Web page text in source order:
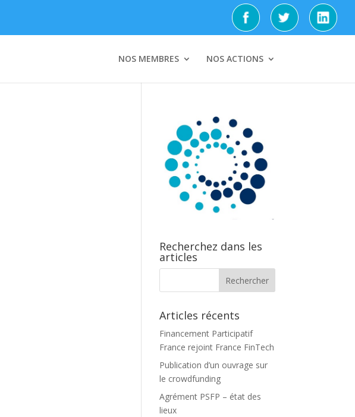
NOS MEMBRES NOS ACTIONS
Recherchez dans les
articles
Articles récents
Financement Participatif
France rejoint France FinTech
Publication d’un ouvrage sur
le crowdfunding
Agrément PSFP – état des
lieux